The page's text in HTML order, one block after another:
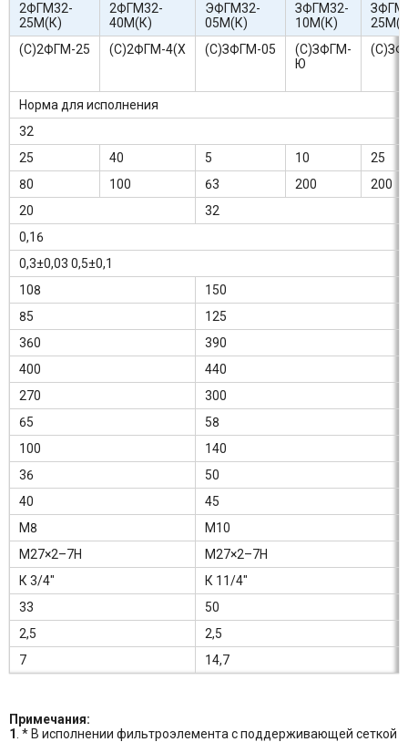
2ФГМ32-
25М(К)
2ФГМ32-
40М(К)
ЭФГМ32-
05М(К)
ЗФГМ32-
10М(К)
(С)2ФГМ-25
(С)2ФГМ-4(Х (С)ЗФГМ-05
(С)ЗФГМ-
Ю
Норма для исполнения
32
25
40 5 10
25
80
100 63 200
200
20
32
0,16
0,3±0,03 0,5±0,1
108
150
85
125
360
390
400
440
270
300
65
58
100
140
36
50
40
45
М8
М10
М27×2–7Н
М27×2–7Н
К 3/4″
К 11/4″
33
50
2,5
2,5
7
14,7
Примечания:
1. * В исполнении фильтроэлемента с поддерживающей сеткой